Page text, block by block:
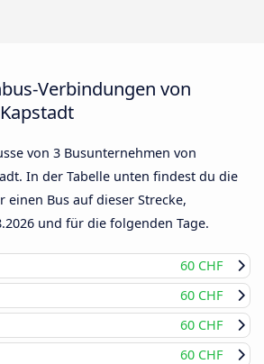
Verbindungen von
von 3 Busunternehmen von
In der Tabelle unten findest du die
einen Bus auf dieser Strecke,
und für die folgenden Tage.
60 CHF
60 CHF
60 CHF
60 CHF